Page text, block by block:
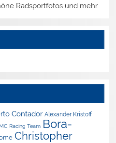
Radsportfotos und mehr
Contador Alexander Kristoff
Racing Team Bora-
Christopher